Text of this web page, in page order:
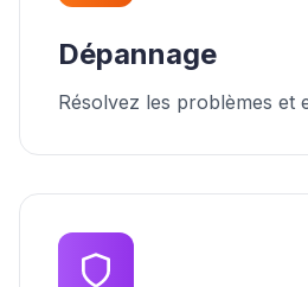
Dépannage
Résolvez les problèmes et